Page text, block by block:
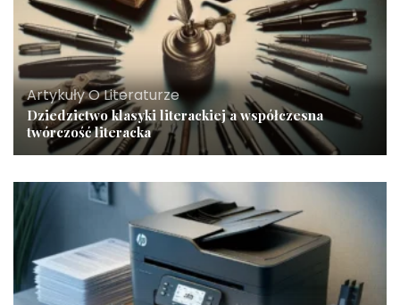
Artykuły O Literaturze
Dziedzictwo klasyki literackiej a współczesna
twórczość literacka